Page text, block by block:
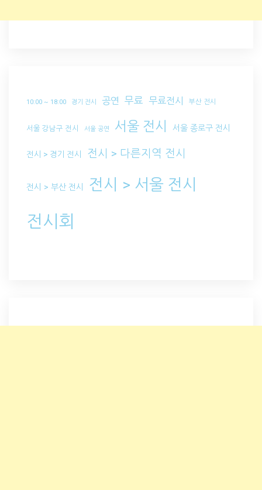
10:00 ~ 18:00 경기 전시 공연 무료 무료전시 부산 전시
서울 강남구 전시 서울 공연 서울 전시 서울 종로구 전시
전시 > 경기 전시 전시 > 다른지역 전시
전시 > 부산 전시 전시 > 서울 전시
전시회